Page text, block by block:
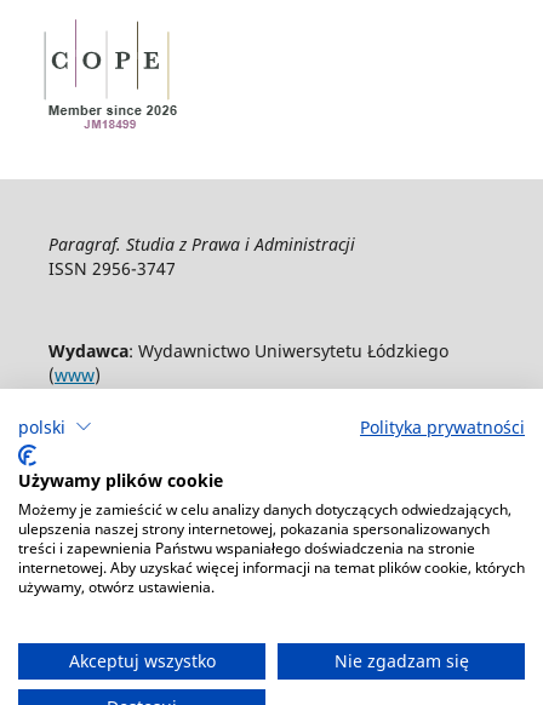
polski Polityka prywatności
Używamy plików cookie
Możemy je zamieścić w celu analizy danych dotyczących odwiedzających,
ulepszenia naszej strony internetowej, pokazania spersonalizowanych
treści i zapewnienia Państwu wspaniałego doświadczenia na stronie
internetowej. Aby uzyskać więcej informacji na temat plików cookie, których
używamy, otwórz ustawienia.
Akceptuj wszystko
Nie zgadzam się
Paragraf. Studia z Prawa i Administracji
ISSN 2956-3747
Wydawca: Wydawnictwo Uniwersytetu Łódzkiego
(www)
ul. Jana Matejki 34A, 90-237 Łódź
Tel.: 42 235 01 65, fax: 42 66 55 86
Deklaracja dostępności